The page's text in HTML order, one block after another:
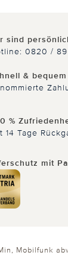
sind
0820 / 89
&
%
14 Tage
mit
Mobilfunk